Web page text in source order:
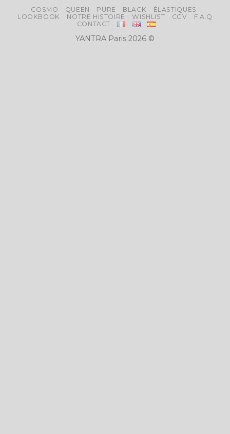
COSMO QUEEN PURE BLACK
ÉLASTIQUES
LOOKBOOK
NOTRE HISTOIRE WISHLIST CGV
F.A.Q
CONTACT
YANTRA Paris 2026 ©